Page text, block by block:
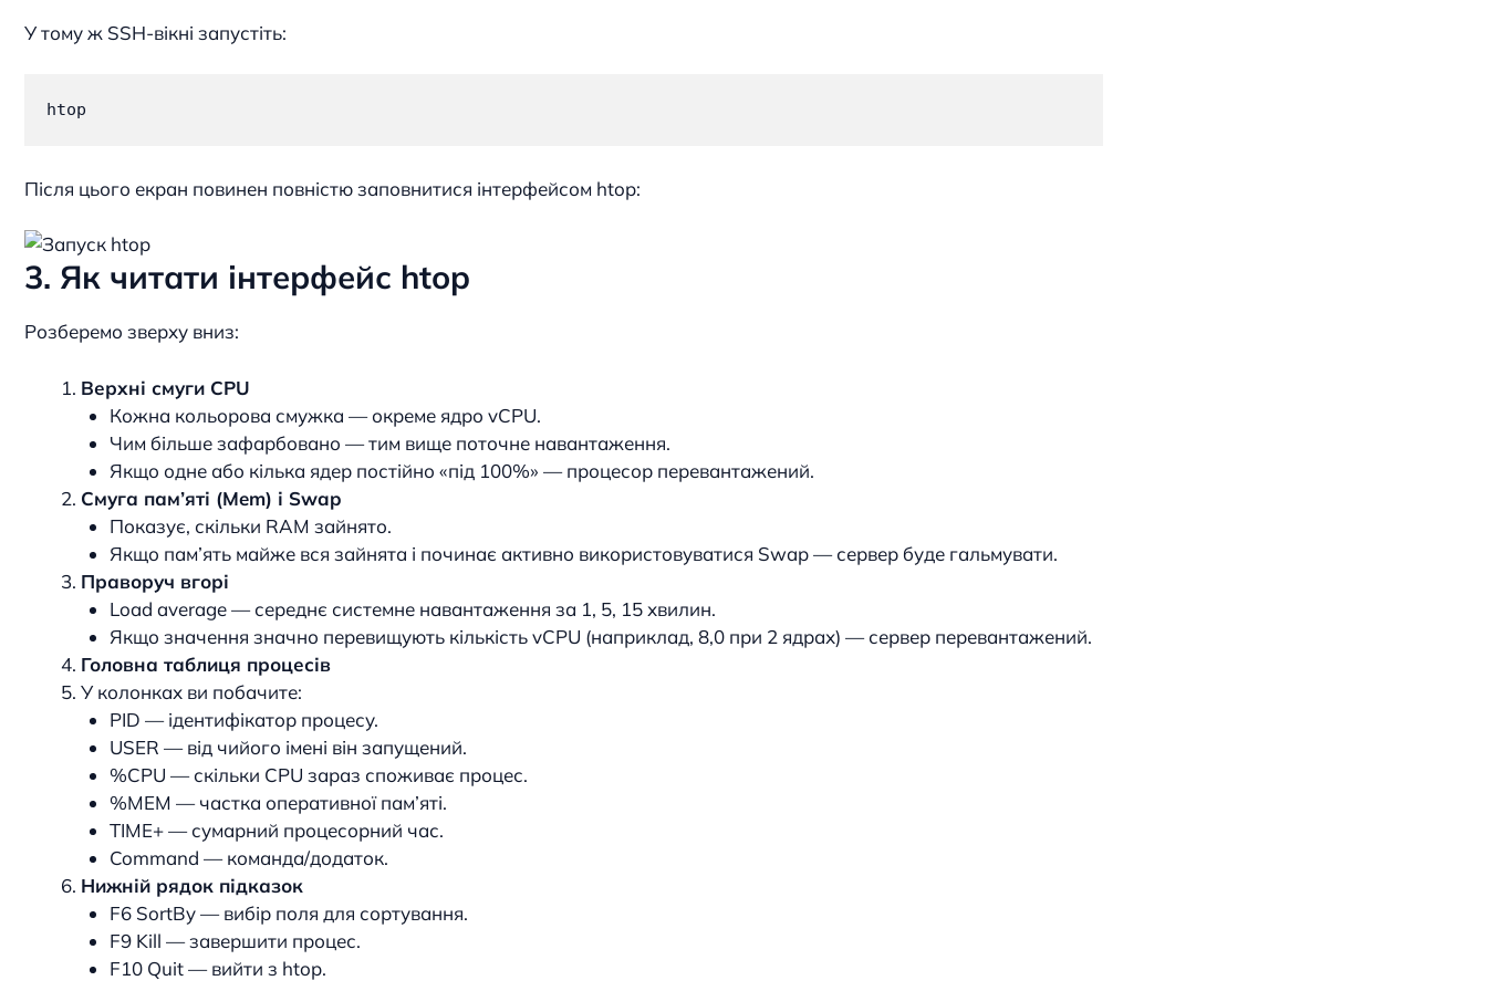
У тому ж SSH-вікні запустіть:
htop
Після цього екран повинен повністю заповнитися інтерфейсом htop:
3. Як читати інтерфейс htop
Розберемо зверху вниз:
Верхні смуги CPU
Кожна кольорова смужка — окреме ядро vCPU.
Чим більше зафарбовано — тим вище поточне навантаження.
Якщо одне або кілька ядер постійно «під 100%» — процесор перевантажений.
Смуга пам’яті (Mem) і Swap
Показує, скільки RAM зайнято.
Якщо пам’ять майже вся зайнята і починає активно використовуватися Swap — сервер буде гальмувати.
Праворуч вгорі
Load average — середнє системне навантаження за 1, 5, 15 хвилин.
Якщо значення значно перевищують кількість vCPU (наприклад, 8,0 при 2 ядрах) — сервер перевантажений.
Головна таблиця процесів
У колонках ви побачите:
PID — ідентифікатор процесу.
USER — від чийого імені він запущений.
%CPU — скільки CPU зараз споживає процес.
%MEM — частка оперативної пам’яті.
TIME+ — сумарний процесорний час.
Command — команда/додаток.
Нижній рядок підказок
F6 SortBy — вибір поля для сортування.
F9 Kill — завершити процес.
F10 Quit — вийти з htop.